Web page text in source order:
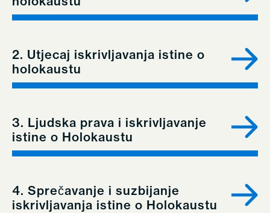
2. Utjecaj iskrivljavanja istine o
holokaustu
3. Ljudska prava i iskrivljavanje
istine o Holokaustu
4. Sprečavanje i suzbijanje
iskrivljavanja istine o Holokaustu